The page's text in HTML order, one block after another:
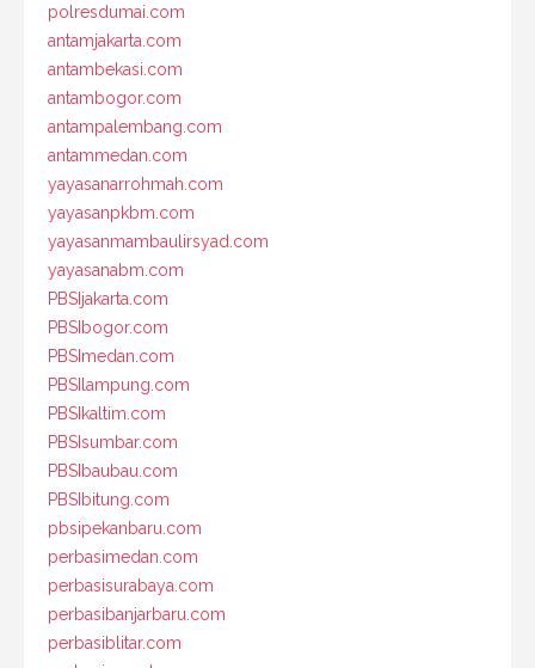
polresdumai.com
antamjakarta.com
antambekasi.com
antambogor.com
antampalembang.com
antammedan.com
yayasanarrohmah.com
yayasanpkbm.com
yayasanmambaulirsyad.com
yayasanabm.com
PBSIjakarta.com
PBSIbogor.com
PBSImedan.com
PBSIlampung.com
PBSIkaltim.com
PBSIsumbar.com
PBSIbaubau.com
PBSIbitung.com
pbsipekanbaru.com
perbasimedan.com
perbasisurabaya.com
perbasibanjarbaru.com
perbasiblitar.com